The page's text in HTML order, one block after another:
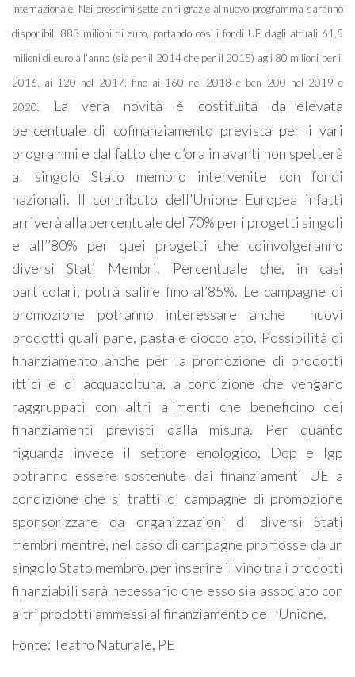
internazionale. Nei prossimi sette anni grazie al nuovo programma saranno
disponibili 883 milioni di euro, portando così i fondi UE dagli attuali 61,5
milioni di euro all’anno (sia per il 2014 che per il 2015) agli 80 milioni per il
2016, ai 120 nel 2017, fino ai 160 nel 2018 e ben 200 nel 2019 e
2020.
La vera novità è costituita dall’elevata
percentuale di cofinanziamento prevista per i vari
programmi e dal fatto che d’ora in avanti non spetterà
al singolo Stato membro intervenite con fondi
nazionali. Il contributo dell’Unione Europea infatti
arriverà alla percentuale del 70% per i progetti singoli
e all’’80% per quei progetti che coinvolgeranno
diversi Stati Membri. Percentuale che, in casi
particolari, potrà salire fino al’85%. Le campagne di
promozione potranno interessare anche nuovi
prodotti quali pane, pasta e cioccolato. Possibilità di
finanziamento anche per la promozione di prodotti
ittici e di acquacoltura, a condizione che vengano
raggruppati con altri alimenti che beneficino dei
finanziamenti previsti dalla misura. Per quanto
riguarda invece il settore enologico, Dop e Igp
potranno essere sostenute dai finanziamenti UE a
condizione che si tratti di campagne di promozione
sponsorizzare da organizzazioni di diversi Stati
membri mentre, nel caso di campagne promosse da un
singolo Stato membro, per inserire il vino tra i prodotti
finanziabili sarà necessario che esso sia associato con
altri prodotti ammessi al finanziamento dell’Unione.
Fonte: Teatro Naturale, PE